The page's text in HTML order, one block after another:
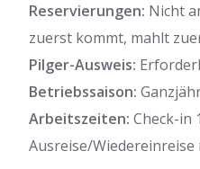
Reservierungen: Nicht
zuerst kommt, mahlt
Pilger-Ausweis:
Betriebssaison:
Arbeitszeiten: Check-in
Ausreise/Wiedereinreise